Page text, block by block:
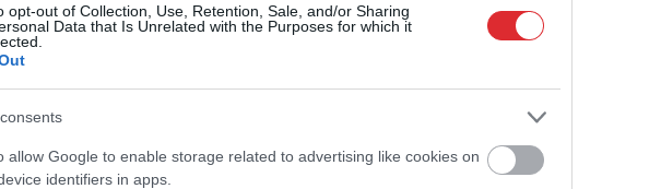
opt-out of Collection, Use, Retention, Sale, and/or Sharing
Data that Is Unrelated with the Purposes for which it
allow Google to enable storage related to advertising like cookies on
identifiers in apps.
visa skolas
iesniedz
–
steidzami
reorganizāciju
kļūs tikai tumšākas –